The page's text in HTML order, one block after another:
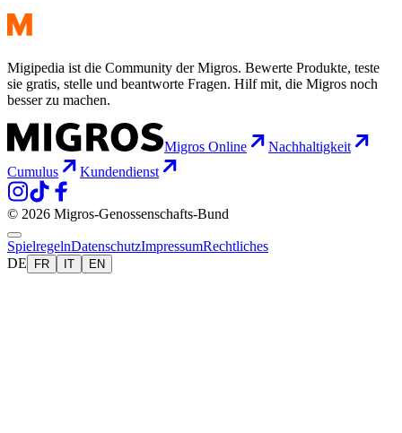
Migipedia ist die Community der Migros. Bewerte Produkte, teste
sie gratis, stelle und beantworte Fragen. Hilf mit, die Migros noch
besser zu machen.
Migros Online
Nachhaltigkeit
Cumulus
Kundendienst
© 2026 Migros-Genossenschafts-Bund
SpielregelnDatenschutzImpressumRechtliches
DE
FR IT EN